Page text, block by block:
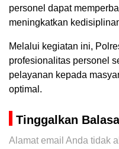
personel dapat
meningkatkan
Melalui kegiatan ini,
profesionalitas personel
pelayanan kepada
optimal.
Tinggalkan
Alamat email Anda tidak